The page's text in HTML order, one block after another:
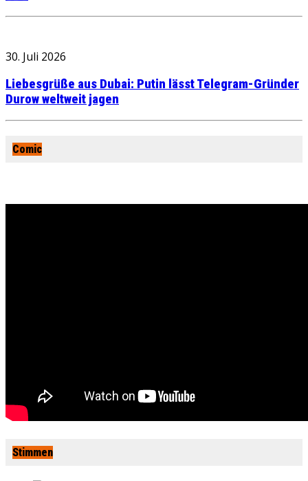
30. Juli 2026
Liebesgrüße aus Dubai: Putin lässt Telegram-Gründer
Durow weltweit jagen
Comic
Stimmen